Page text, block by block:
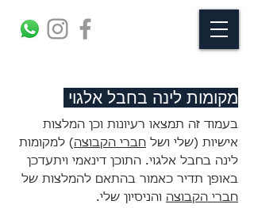
מקומות לינה בחבל אלגוי
בעמוד זה תמצאו רעיונות וכן המלצות
אישיות (שלי ושל חברי הקבוצה ) למקומות
לינה בחבל אלגוי. התוכן דינאמי ויתעדכן
באופן תדיר כאמור בהתאם להמלצות של
חברי הקבוצה והניסיון שלי.